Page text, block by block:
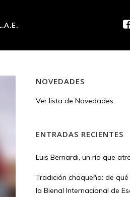
NOVEDADES
Ver lista de Novedades
ENTRADAS RECIENTES
Luis Bernardi, un río que
Tradición chaqueña: de
la Bienal Internacional de